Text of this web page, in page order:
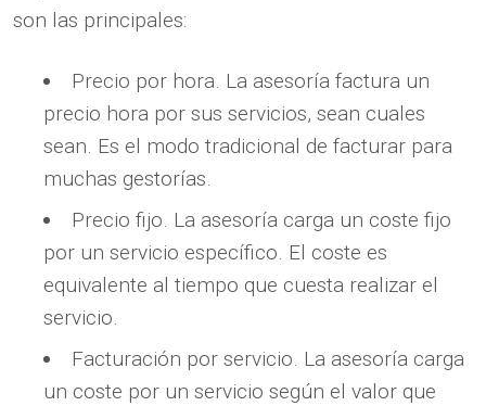
son las principales:
Precio por hora. La asesoría factura un
precio hora por sus servicios, sean cuales
sean. Es el modo tradicional de facturar para
muchas gestorías.
Precio fijo. La asesoría carga un coste fijo
por un servicio específico. El coste es
equivalente al tiempo que cuesta realizar el
servicio.
Facturación por servicio. La asesoría carga
un coste por un servicio según el valor que